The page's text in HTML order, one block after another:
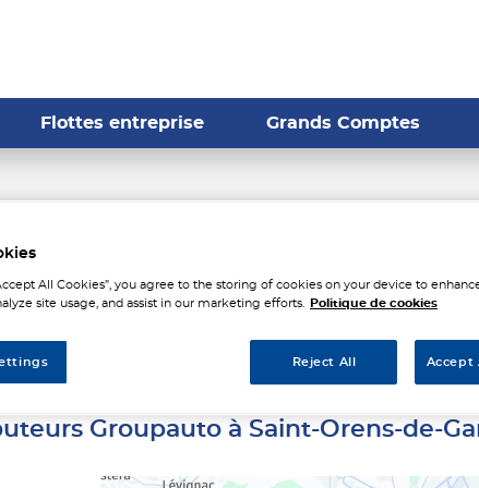
Flottes entreprise Grands Comptes
Groupauto à Saint-
Groupauto à Saint-Orens-de-
All Cookies”, you agree to the storing of cookies on your device to
site usage, and assist in our marketing efforts.
Politique de cookies
Reject All Accept